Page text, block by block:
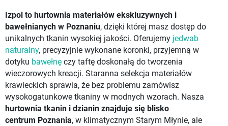
Izpol to hurtownia materiałów ekskluzywnych i
bawełnianych w Poznaniu, dzięki której masz dostęp do
unikalnych tkanin wysokiej jakości. Oferujemy jedwab
naturalny, precyzyjnie wykonane koronki, przyjemną w
dotyku bawełnę czy taftę doskonałą do tworzenia
wieczorowych kreacji. Staranna selekcja materiałów
krawieckich sprawia, że bez problemu zamówisz
wysokogatunkowe tkaniny w modnych wzorach. Nasza
hurtownia tkanin i dzianin znajduje się blisko
centrum Poznania, w klimatycznym Starym Młynie, ale